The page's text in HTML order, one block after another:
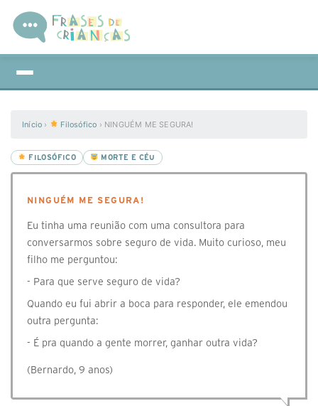
Início › Filosófico › NINGUÉM ME SEGURA!
FILOSÓFICO MORTE E CÉU
NINGUÉM ME SEGURA!
Eu tinha uma reunião com uma consultora para
conversarmos sobre seguro de vida. Muito curioso, meu
filho me perguntou:
- Para que serve seguro de vida?
Quando eu fui abrir a boca para responder, ele emendou
outra pergunta:
- É pra quando a gente morrer, ganhar outra vida?
(Bernardo, 9 anos)